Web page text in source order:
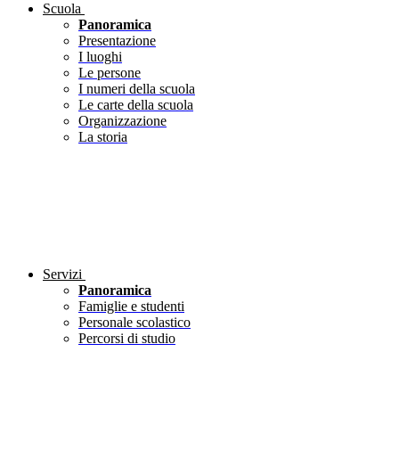
Scuola
Panoramica
Presentazione
I luoghi
Le persone
I numeri della scuola
Le carte della scuola
Organizzazione
La storia
Servizi
Panoramica
Famiglie e studenti
Personale scolastico
Percorsi di studio